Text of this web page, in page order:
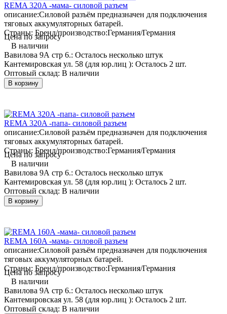
REMA 320A -мама- силовой разъем
описание:Силовой разъём предназначен для подключения
тяговых аккумуляторных батарей.
Страны: Бренд/производство:Германия/Германия
Цена по запросу
В наличии
Вавилова 9А стр 6.: Осталось несколько штук
Кантемировская ул. 58 (для юр.лиц ): Осталось 2 шт.
Оптовый склад: В наличии
В корзину
REMA 320A -папа- силовой разъем
описание:Силовой разъём предназначен для подключения
тяговых аккумуляторных батарей.
Страны: Бренд/производство:Германия/Германия
Цена по запросу
В наличии
Вавилова 9А стр 6.: Осталось несколько штук
Кантемировская ул. 58 (для юр.лиц ): Осталось 2 шт.
Оптовый склад: В наличии
В корзину
REMA 160A -мама- силовой разъем
описание:Силовой разъём предназначен для подключения
тяговых аккумуляторных батарей.
Страны: Бренд/производство:Германия/Германия
Цена по запросу
В наличии
Вавилова 9А стр 6.: Осталось несколько штук
Кантемировская ул. 58 (для юр.лиц ): Осталось 2 шт.
Оптовый склад: В наличии